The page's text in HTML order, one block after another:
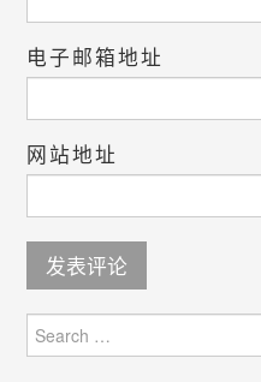
电子邮箱地址
网站地址
for: